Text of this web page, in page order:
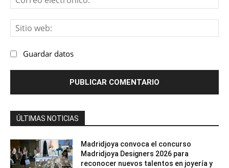
Guardar datos
ÚLTIMAS NOTICIAS
Madridjoya convoca el concurso
Madridjoya Designers 2026 para
reconocer nuevos talentos en joyería y